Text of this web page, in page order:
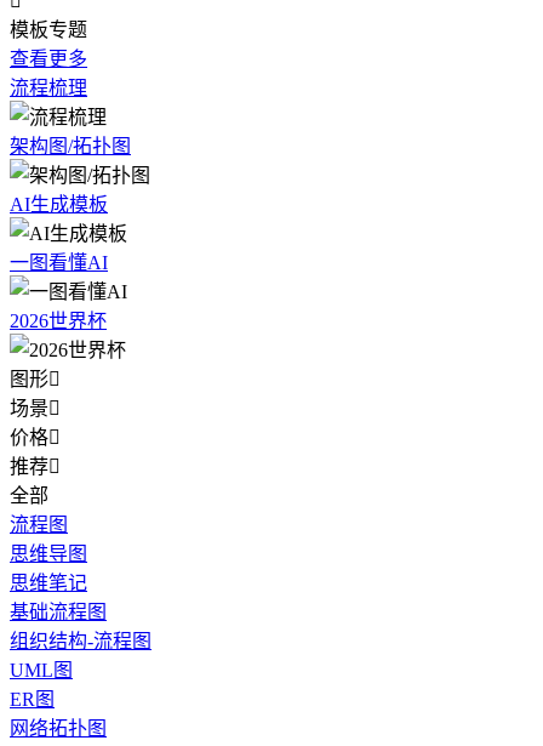
模板专题
查看更多
流程梳理
架构图/拓扑图
AI生成模板
一图看懂AI
2026世界杯
图形
场景
价格
推荐
全部
流程图
思维导图
思维笔记
基础流程图
组织结构-流程图
UML图
ER图
网络拓扑图